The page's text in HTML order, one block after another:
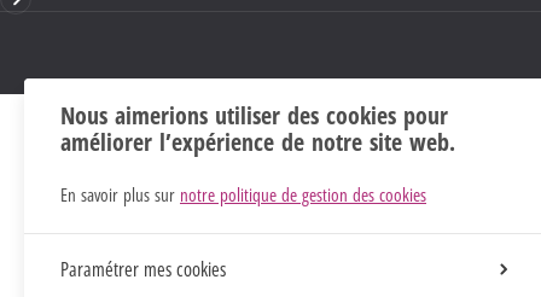
Nous aimerions utiliser des cookies pour
améliorer l’expérience de notre site web.
En savoir plus sur notre politique de gestion des cookies
Paramétrer mes cookies